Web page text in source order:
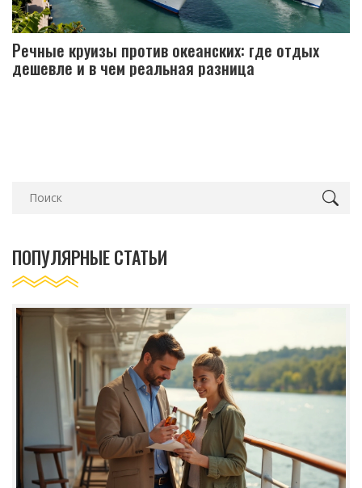
Речные круизы против океанских: где отдых
дешевле и в чем реальная разница
ПОПУЛЯРНЫЕ СТАТЬИ